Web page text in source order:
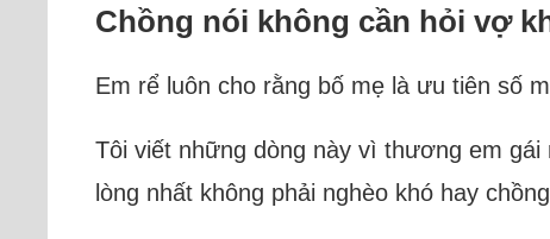
Chồng nói không cần hỏi vợ
Em rể luôn cho rằng bố mẹ là ưu tiên số
Tôi viết những dòng này vì thương em
lòng nhất không phải nghèo khó hay